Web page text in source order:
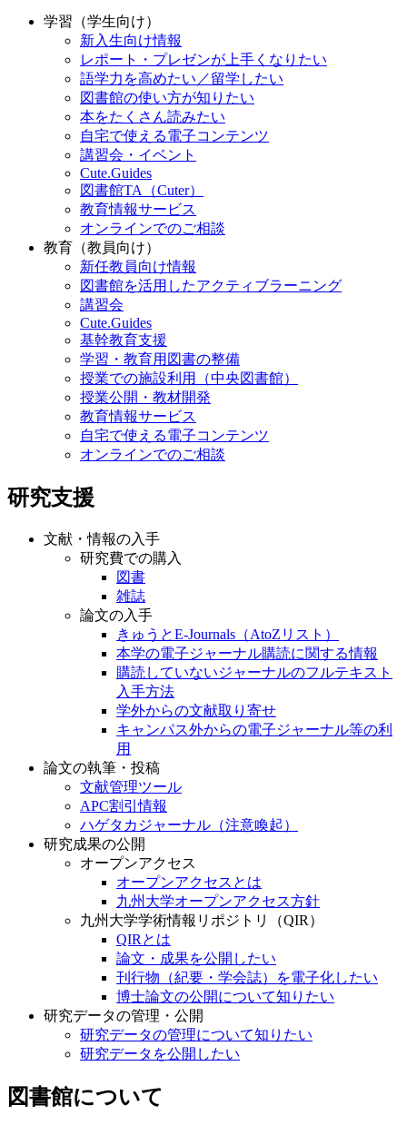
学習（学生向け）
新入生向け情報
レポート・プレゼンが上手くなりたい
語学力を高めたい／留学したい
図書館の使い方が知りたい
本をたくさん読みたい
自宅で使える電子コンテンツ
講習会・イベント
Cute.Guides
図書館TA（Cuter）
教育情報サービス
オンラインでのご相談
教育（教員向け）
新任教員向け情報
図書館を活用したアクティブラーニング
講習会
Cute.Guides
基幹教育支援
学習・教育用図書の整備
授業での施設利用（中央図書館）
授業公開・教材開発
教育情報サービス
自宅で使える電子コンテンツ
オンラインでのご相談
研究支援
文献・情報の入手
研究費での購入
図書
雑誌
論文の入手
きゅうとE-Journals（AtoZリスト）
本学の電子ジャーナル購読に関する情報
購読していないジャーナルのフルテキスト
入手方法
学外からの文献取り寄せ
キャンパス外からの電子ジャーナル等の利
用
論文の執筆・投稿
文献管理ツール
APC割引情報
ハゲタカジャーナル（注意喚起）
研究成果の公開
オープンアクセス
オープンアクセスとは
九州大学オープンアクセス方針
九州大学学術情報リポジトリ（QIR）
QIRとは
論文・成果を公開したい
刊行物（紀要・学会誌）を電子化したい
博士論文の公開について知りたい
研究データの管理・公開
研究データの管理について知りたい
研究データを公開したい
図書館について